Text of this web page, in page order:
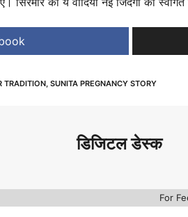
TRADITION, SUNITA PREGNANCY STORY
डिजिटल डेस्क
For